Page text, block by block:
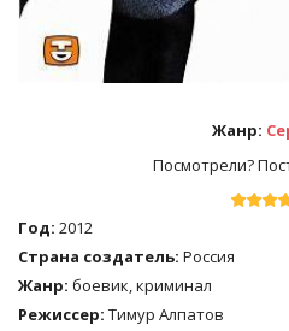
Жанр:
Посмотрели?
Год: 2012
Страна создатель: Россия
Жанр: боевик, криминал
Режиссер: Тимур Алпатов